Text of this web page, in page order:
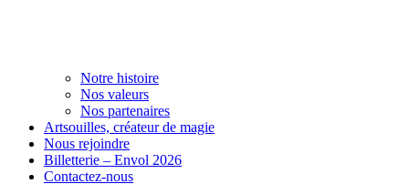
Notre histoire
Nos valeurs
Nos partenaires
Artsouilles, créateur de magie
Nous rejoindre
Billetterie – Envol 2026
Contactez-nous